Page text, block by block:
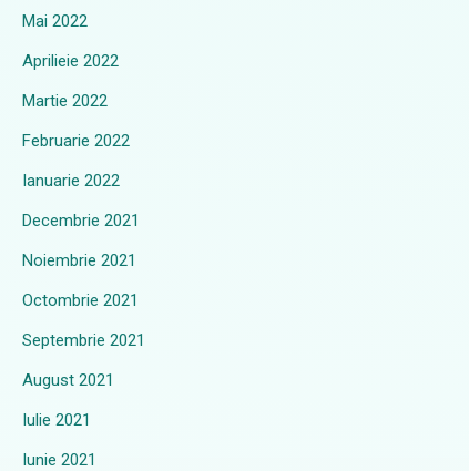
Mai 2022
Aprilieie 2022
Martie 2022
Februarie 2022
Ianuarie 2022
Decembrie 2021
Noiembrie 2021
Octombrie 2021
Septembrie 2021
August 2021
Iulie 2021
Iunie 2021